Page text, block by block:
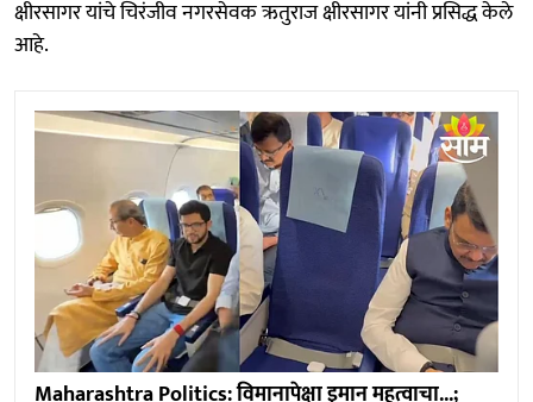
क्षीरसागर यांचे चिरंजीव नगरसेवक ऋतुराज क्षीरसागर यांनी प्रसिद्ध केले
आहे.
Maharashtra Politics: विमानापेक्षा इमान महत्वाचा...;